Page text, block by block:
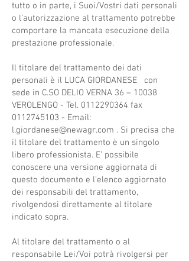
tutto o in parte, i Suoi/Vostri dati personali
o l’autorizzazione al trattamento potrebbe
comportare la mancata esecuzione della
prestazione professionale.
Il titolare del trattamento dei dati
personali è il LUCA GIORDANESE con
sede in C.SO DELIO VERNA 36 – 10038
VEROLENGO - Tel. 0112290364 fax
0112745103 - Email:
l.giordanese@newagr.com . Si precisa che
il titolare del trattamento è un singolo
libero professionista. E’ possibile
conoscere una versione aggiornata di
questo documento e l’elenco aggiornato
dei responsabili del trattamento,
rivolgendosi direttamente al titolare
indicato sopra.
Al titolare del trattamento o al
responsabile Lei/Voi potrà rivolgersi per